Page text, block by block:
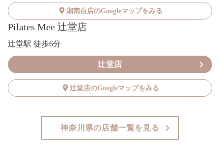
湘南台店のGoogleマップをみる
Pilates Mee 辻堂店
辻堂駅 徒歩6分
辻堂店
辻堂店のGoogleマップをみる
神奈川県の店舗一覧を見る